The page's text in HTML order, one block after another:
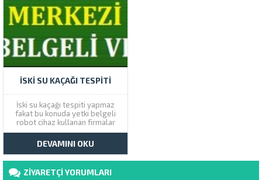
İSKI SU KAÇAĞI TESPITI
İski su kaçağı tespiti yapmaz
fakat bu konuda yetki belgeli
robot cihaz kullanan firmalar
vardır Çözüm Tesisat olarak
İstanbul genelinde 99 TL ye
servis veriyoruz. Ev veya iş
yerlerinde gizli tesisat kaçakları
söz konusu ise firmamızı
mutalaka arayınız. İski Yetki...
DEVAMINI OKU
ZİYARETÇİ YORUMLARI